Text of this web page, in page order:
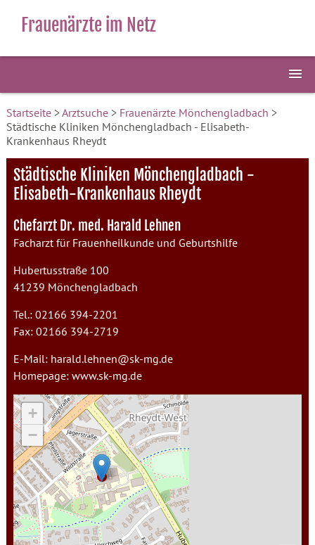
Frauenärzte im Netz
Startseite>Arztsuche> Frauenärzte Mönchengladbach >
Städtische Kliniken Mönchengladbach - Elisabeth-
Krankenhaus Rheydt
Städtische Kliniken Mönchengladbach -
Elisabeth-Krankenhaus Rheydt
Chefarzt Dr. med. Harald Lehnen
Facharzt für Frauenheilkunde und Geburtshilfe
Hubertusstraße 100
41239 Mönchengladbach
Tel.: 02166 394-2201
Fax: 02166 394-2719
E-Mail: harald.lehnen@sk-mg.de
Homepage: www.sk-mg.de
+
−